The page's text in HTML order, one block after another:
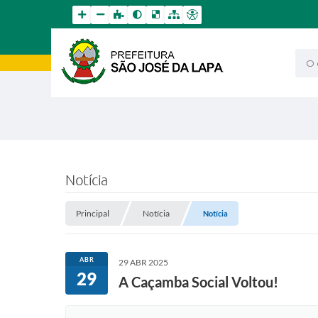
O
Notícia
Principal Notícia Notícia
ABR
29
29 ABR 2025
A Caçamba Social Voltou!